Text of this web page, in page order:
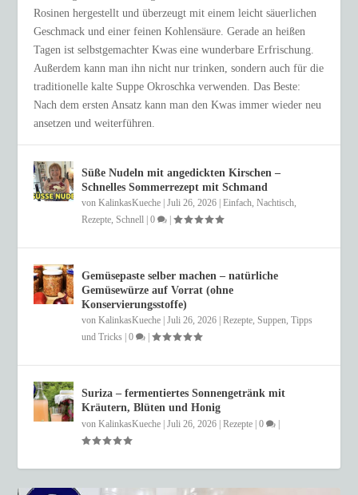
Rosinen hergestellt und überzeugt mit einem leicht säuerlichen
Geschmack und einer feinen Kohlensäure. Gerade an heißen
Tagen ist selbstgemachter Kwas eine wunderbare Erfrischung.
Außerdem kann man ihn nicht nur trinken, sondern auch für die
traditionelle kalte Suppe Okroschka verwenden. Das Beste:
Nach dem ersten Ansatz kann man den Kwas immer wieder neu
ansetzen und weiterführen.
Süße Nudeln mit angedickten Kirschen –
Schnelles Sommerrezept mit Schmand
vonKalinkasKueche |Juli 26, 2026 |Einfach ,Nachtisch
Rezepte ,Schnell |0 |
Gemüsepaste selber machen – natürliche
Gemüsewürze auf Vorrat (ohne
Konservierungsstoffe)
vonKalinkasKueche |Juli 26, 2026 |Rezepte ,Suppen ,Tipps
und Tricks |0 |
Suriza – fermentiertes Sonnengetränk mit
Kräutern, Blüten und Honig
vonKalinkasKueche |Juli 26, 2026 |Rezepte |0 |